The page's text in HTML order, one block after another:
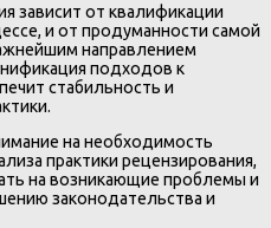
зависит от квалификации
и от продуманности самой
направлением
подходов к
стабильность и
на необходимость
практики рецензирования,
на возникающие проблемы и
законодательства и